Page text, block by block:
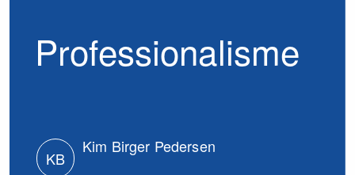
Professionalisme
KB
Kim Birger Pedersen